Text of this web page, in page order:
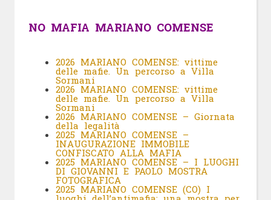
NO MAFIA MARIANO COMENSE
2026 MARIANO COMENSE: vittime
delle mafie. Un percorso a Villa
Sormani
2026 MARIANO COMENSE: vittime
delle mafie. Un percorso a Villa
Sormani
2026 MARIANO COMENSE – Giornata
della legalità
2025 MARIANO COMENSE –
INAUGURAZIONE IMMOBILE
CONFISCATO ALLA MAFIA
2025 MARIANO COMENSE – I LUOGHI
DI GIOVANNI E PAOLO MOSTRA
FOTOGRAFICA
2025 MARIANO COMENSE (CO) I